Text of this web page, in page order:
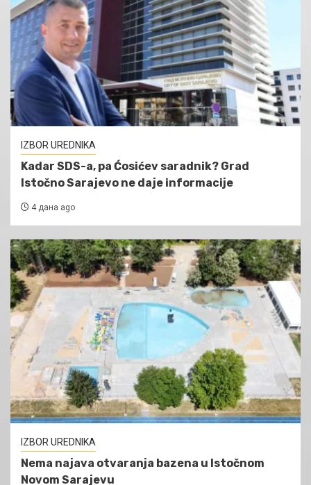
IZBOR UREDNIKA
Kadar SDS-a, pa Ćosićev saradnik? Grad
Istočno Sarajevo ne daje informacije
4 дана ago
IZBOR UREDNIKA
Nema najava otvaranja bazena u Istočnom
Novom Sarajevu